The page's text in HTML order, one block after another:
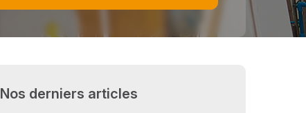
Nos derniers articles